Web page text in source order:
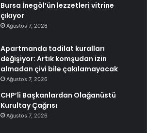
Bursa İnegöl’ün lezzetleri vitrine
çıkıyor
Ağustos 7, 2026
Apartmanda tadilat kuralları
değişiyor: Artık komşudan izin
almadan çivi bile çakılamayacak
Ağustos 7, 2026
CHP’li Başkanlardan Olağanüstü
Kurultay Çağrısı
Ağustos 7, 2026